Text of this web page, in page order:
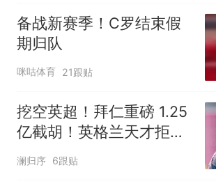
备战新赛季！C罗结束假
期归队
咪咕体育 21跟贴
挖空英超！拜仁重磅 1.25
亿截胡！英格兰天才拒切
尔西铁心赴德甲
澜归序 6跟贴